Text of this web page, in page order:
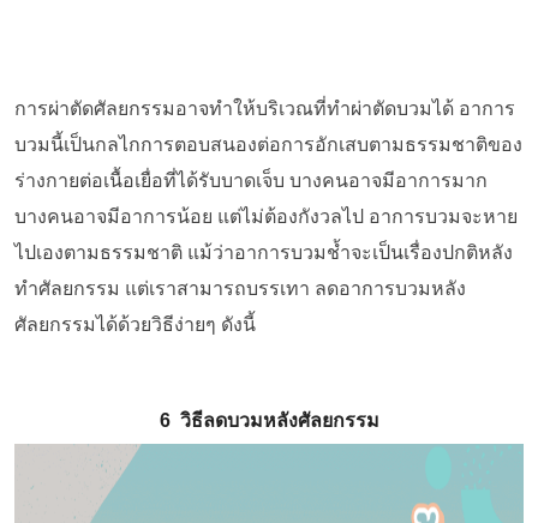
การผ่าตัดศัลยกรรมอาจทำให้บริเวณที่ทำผ่าตัดบวมได้ อาการ
บวมนี้เป็นกลไกการตอบสนองต่อการอักเสบตามธรรมชาติของ
ร่างกายต่อเนื้อเยื่อที่ได้รับบาดเจ็บ บางคนอาจมีอาการมาก
บางคนอาจมีอาการน้อย แต่ไม่ต้องกังวลไป อาการบวมจะหาย
ไปเองตามธรรมชาติ แม้ว่าอาการบวมช้ำจะเป็นเรื่องปกติหลัง
ทำศัลยกรรม แต่เราสามารถบรรเทา ลดอาการบวมหลัง
ศัลยกรรมได้ด้วยวิธีง่ายๆ ดังนี้
6 วิธีลดบวมหลังศัลยกรรม